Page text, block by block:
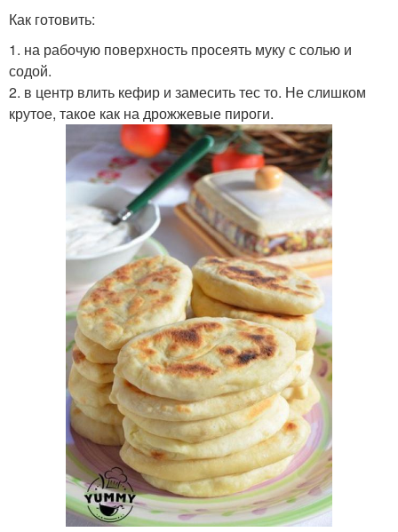
Как готовить:
1. на рабочую поверхность просеять муку с солью и
содой.
2. в центр влить кефир и замесить тес то. Не слишком
крутое, такое как на дрожжевые пироги.